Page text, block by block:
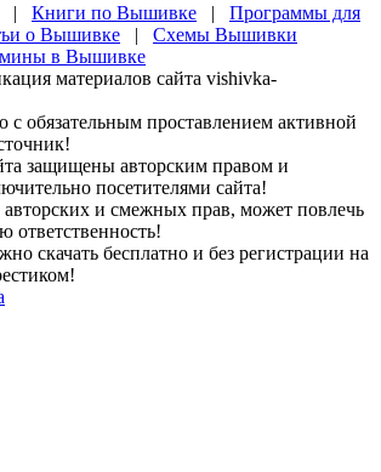
| Книги по Вышивке | Программы для
о Вышивке | Схемы Вышивки
в Вышивке
материалов сайта vishivka-
с обязательным проставлением активной
защищены авторским правом и
посетителями сайта!
и смежных прав, может повлечь
ответственность!
скачать бесплатно и без регистрации на